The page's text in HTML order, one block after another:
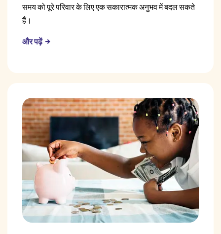
समय को पूरे परिवार के लिए एक सकारात्मक अनुभव में बदल सकते
हैं।
और पढ़ें